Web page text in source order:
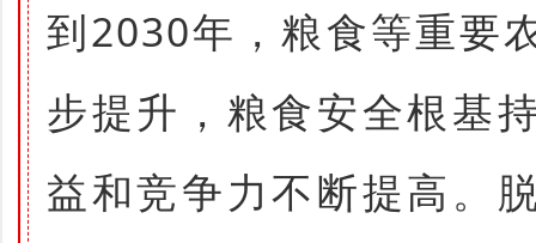
到2030年，粮食等重要
步提升，粮食安全根基
益和竞争力不断提高。